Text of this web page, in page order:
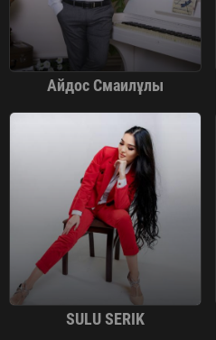
Айдос Смаилұлы
SULU SERIK